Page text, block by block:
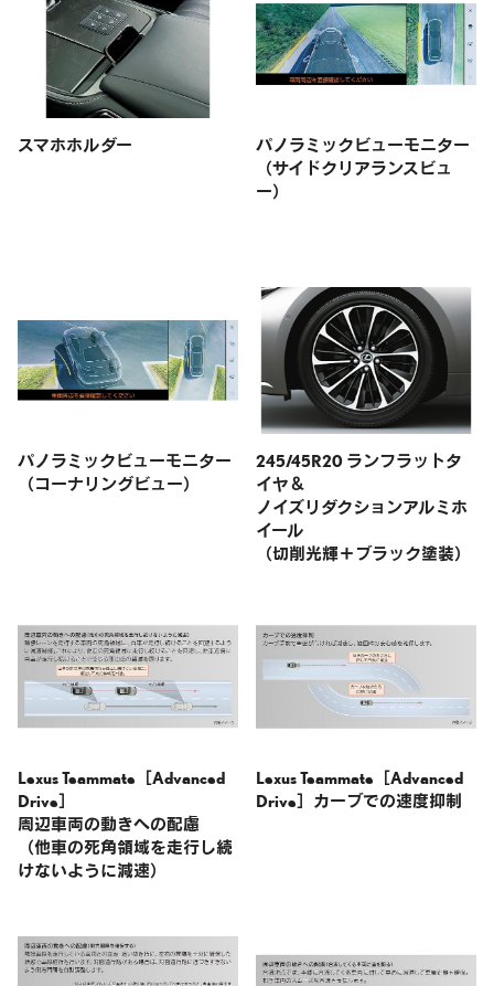
スマホホルダー
パノラミックビューモニター
（サイドクリアランスビュ
ー）
パノラミックビューモニター
（コーナリングビュー）
245/45R20 ランフラットタ
イヤ＆
ノイズリダクションアルミホ
イール
（切削光輝＋ブラック塗装）
Lexus Teammate［Advanced
Drive］
周辺車両の動きへの配慮
（他車の死角領域を走行し続
けないように減速）
Lexus Teammate［Advanced
Drive］
カーブでの速度抑制